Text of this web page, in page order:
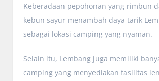
Keberadaan pepohonan yang rimbun
kebun sayur menambah daya tarik
sebagai lokasi camping yang nyaman.
Selain itu, Lembang juga memiliki
camping yang menyediakan fasilitas